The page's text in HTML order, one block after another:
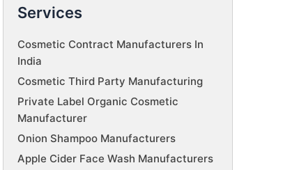
Services
Cosmetic Contract Manufacturers In
India
Cosmetic Third Party Manufacturing
Private Label Organic Cosmetic
Manufacturer
Onion Shampoo Manufacturers
Apple Cider Face Wash Manufacturers